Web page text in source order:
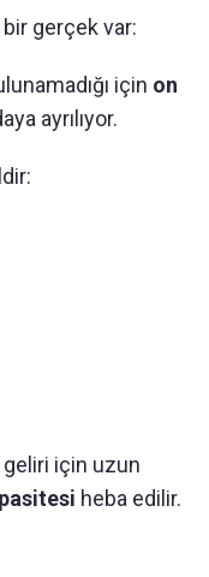
gerçek var:
için on
ayrılıyor.
geliri için uzun
heba edilir.